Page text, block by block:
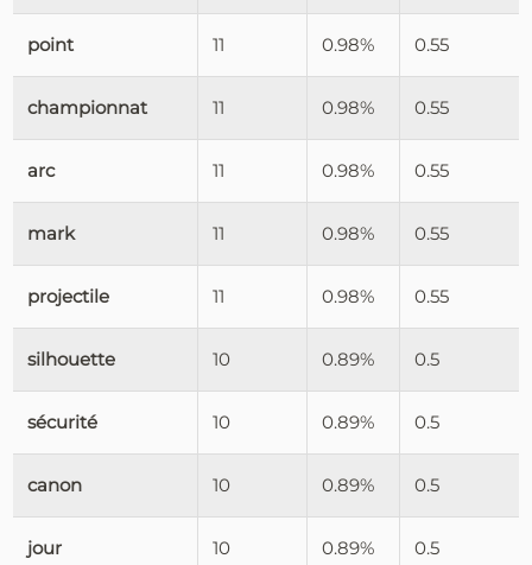
point 11 0.98% 0.55
championnat 11 0.98% 0.55
arc 11 0.98% 0.55
mark 11 0.98% 0.55
projectile 11 0.98% 0.55
silhouette 10 0.89% 0.5
sécurité 10 0.89% 0.5
canon 10 0.89% 0.5
jour 10 0.89% 0.5